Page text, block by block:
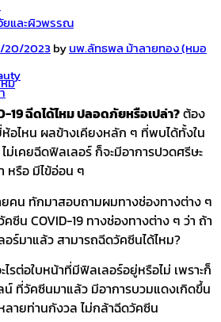
ยและผิวพรรณ
20/2023 byนพ.ลัทธพล ม้าลายทอง (หมอ
19 ฉีดได้ไหม ปลอดภัยหรือเปล่า?ต้อง
ห้อไหน ผลข้างเคียงหลัก ๆ ที่พบได้ทั้งใน
ม่เคยฉีดฟิลเลอร์ ก็จะมีอาการปวดศรีษะ
หรือ มีไข้อ่อน ๆ
คน ทักมาสอบถามผมทางช่องทางต่าง ๆ
ซีน COVID-19 ทางช่องทางต่าง ๆ ว่า ถ้า
ร์มาแล้ว สามารถฉีดวัคซีนได้ไหม?
รต่อใบหน้าที่มีฟิลเลอร์อยู่หรือไม่ เพราะก็
น์ ที่วัคซีนมาแล้ว มีอาการบวมแดงเกิดขึ้น
ลายท่านกังวล ไม่กล้าฉีดวัคซีน